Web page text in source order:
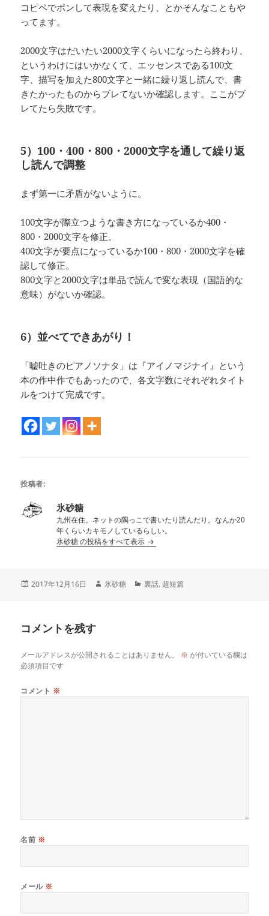
コピペでポンして表現を変えたり、とかそんなこともや
ってます。
2000文字はだいたい2000文字くらいになったら終わり、
というわけにはいかなくて、エッセンスである100文
字、描写を加えた800文字と一緒に繰り返し読んで、書
きたかったものからブレてないか確認します。ここがブ
レてたら失敗です。
5）100・400・800・2000文字を通して繰り返
し読んで調整
まず第一に矛盾がないように。
100文字が際立つような書き方になっているか400・
800・2000文字を修正。
400文字が要点になっているか100・800・2000文字を確
認して修正。
800文字と2000文字は単品で読んで変な表現（国語的な
意味）がないか確認。
6）並べてできあがり！
「嘘吐きのピアノソナタ」は『アイノマジナイ』という
本の作中作でもあったので、各文字数にそれぞれタイト
ルをつけて完成です。
投稿者:
氷砂糖
九州在住。ネットの隅っこで書いたり読んだり。なんか20
年くらいカキモノしているらしい。
氷砂糖 の投稿をすべて表示
投
2017年12月16日
作
氷砂糖
カ
裏話, 超短篇
コメントを残す
メールアドレスが公開されることはありません。 ※ が付いている欄は
必須項目です
コメント ※
名前 ※
メール ※